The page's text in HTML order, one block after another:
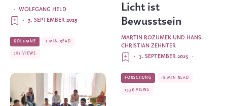
WOLFGANG HELD
·
3. SEPTEMBER 2025
·
KOLUMNE 1 MIN READ
281 VIEWS
Licht ist
Bewusstsein
MARTIN ROZUMEK UND HANS-
CHRISTIAN ZEHNTER
·
3. SEPTEMBER 2025
·
FORSCHUNG 18 MIN READ
1338 VIEWS